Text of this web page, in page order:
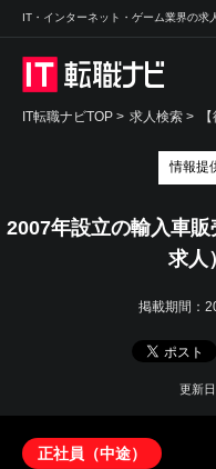
IT・インターネット・ゲーム業界の求
IT転職ナビTOP > 求人検索 >
情報提
2007年設立の輸入車
求人）
掲載期間：
更新
正社員（中途）